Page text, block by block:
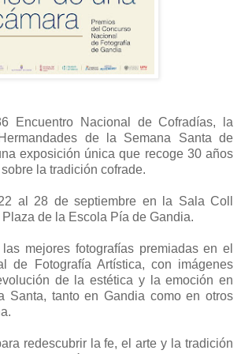
Encuentro Nacional de Cofradías, la
de la Semana Santa de
exposición única que recoge 30 años
la tradición cofrade.
al 28 de septiembre en la Sala Coll
de la Escola Pía de Gandia.
mejores fotografías premiadas en el
de Fotografía Artística, con imágenes
de la estética y la emoción en
Santa, tanto en Gandia como en otros
redescubrir la fe, el arte y la tradición